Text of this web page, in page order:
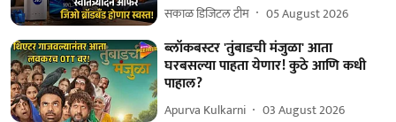
सकाळ डिजिटल टीम 05 August 2026
ब्लॉकबस्टर 'तुंबाडची मंजुळा' आता
घरबसल्या पाहता येणार! कुठे आणि कधी
पाहाल?
Apurva Kulkarni 03 August 2026